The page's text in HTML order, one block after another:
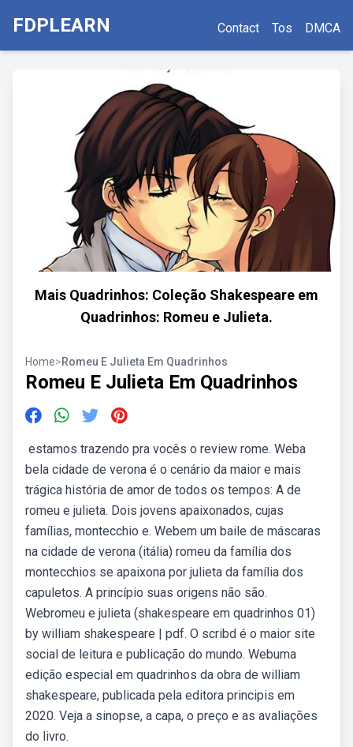
FDPLEARN Contact Tos DMCA
Mais Quadrinhos: Coleção Shakespeare em
Quadrinhos: Romeu e Julieta.
Home>Romeu E Julieta Em Quadrinhos
Romeu E Julieta Em Quadrinhos
️ estamos trazendo pra vocês o review rome. Weba
bela cidade de verona é o cenário da maior e mais
trágica história de amor de todos os tempos: A de
romeu e julieta. Dois jovens apaixonados, cujas
famílias, montecchio e. Webem um baile de máscaras
na cidade de verona (itália) romeu da família dos
montecchios se apaixona por julieta da família dos
capuletos. A princípio suas origens não são.
Webromeu e julieta (shakespeare em quadrinhos 01)
by william shakespeare | pdf. O scribd é o maior site
social de leitura e publicação do mundo. Webuma
edição especial em quadrinhos da obra de william
shakespeare, publicada pela editora principis em
2020. Veja a sinopse, a capa, o preço e as avaliações
do livro.